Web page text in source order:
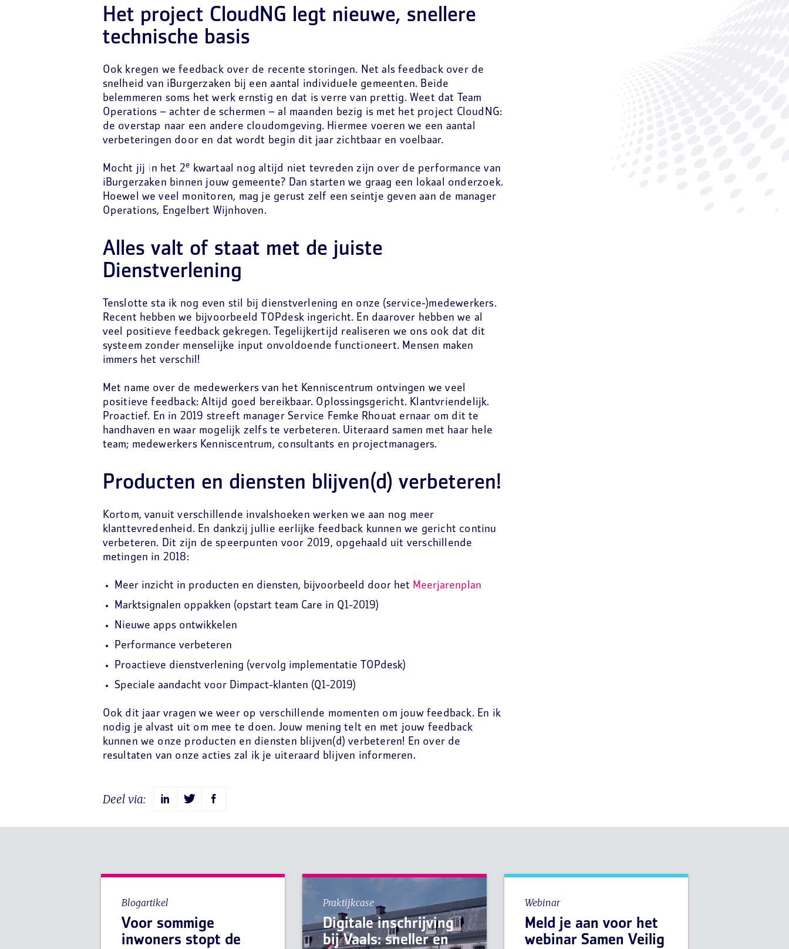
Het project CloudNG legt nieuwe, snellere
technische basis
Ook kregen we feedback over de recente storingen. Net als feedback over de
snelheid van iBurgerzaken bij een aantal individuele gemeenten. Beide
belemmeren soms het werk ernstig en dat is verre van prettig. Weet dat Team
Operations – achter de schermen – al maanden bezig is met het project CloudNG:
de overstap naar een andere cloudomgeving. Hiermee voeren we een aantal
verbeteringen door en dat wordt begin dit jaar zichtbaar en voelbaar.
Mocht jij in het 2e
kwartaal nog altijd niet tevreden zijn over de performance van
iBurgerzaken binnen jouw gemeente? Dan starten we graag een lokaal onderzoek.
Hoewel we veel monitoren, mag je gerust zelf een seintje geven aan de manager
Operations, Engelbert Wijnhoven.
Alles valt of staat met de juiste
Dienstverlening
Tenslotte sta ik nog even stil bij dienstverlening en onze (service-)medewerkers.
Recent hebben we bijvoorbeeld TOPdesk ingericht. En daarover hebben we al
veel positieve feedback gekregen. Tegelijkertijd realiseren we ons ook dat dit
systeem zonder menselijke input onvoldoende functioneert. Mensen maken
immers het verschil!
Met name over de medewerkers van het Kenniscentrum ontvingen we veel
positieve feedback: Altijd goed bereikbaar. Oplossingsgericht. Klantvriendelijk.
Proactief. En in 2019 streeft manager Service Femke Rhouat ernaar om dit te
handhaven en waar mogelijk zelfs te verbeteren. Uiteraard samen met haar hele
team; medewerkers Kenniscentrum, consultants en projectmanagers.
Producten en diensten blijven(d) verbeteren!
Kortom, vanuit verschillende invalshoeken werken we aan nog meer
klanttevredenheid. En dankzij jullie eerlijke feedback kunnen we gericht continu
verbeteren. Dit zijn de speerpunten voor 2019, opgehaald uit verschillende
metingen in 2018:
Meer inzicht in producten en diensten, bijvoorbeeld door het Meerjarenplan
Marktsignalen oppakken (opstart team Care in Q1-2019)
Nieuwe apps ontwikkelen
Performance verbeteren
Proactieve dienstverlening (vervolg implementatie TOPdesk)
Speciale aandacht voor Dimpact-klanten (Q1-2019)
Ook dit jaar vragen we weer op verschillende momenten om jouw feedback. En ik
nodig je alvast uit om mee te doen. Jouw mening telt en met jouw feedback
kunnen we onze producten en diensten blijven(d) verbeteren! En over de
resultaten van onze acties zal ik je uiteraard blijven informeren.
Deel via:
Blogartikel
Voor sommige
inwoners stopt de
Praktijkcase
Digitale inschrijving
bij Vaals: sneller en
Webinar
Meld je aan voor het
webinar Samen Veilig